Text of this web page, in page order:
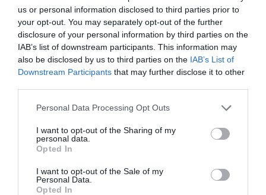
us or personal information disclosed to third parties prior to
your opt-out. You may separately opt-out of the further
disclosure of your personal information by third parties on the
IAB’s list of downstream participants. This information may
also be disclosed by us to third parties on the IAB’s List of
Downstream Participants that may further disclose it to other
Personal Data Processing Opt Outs
I want to opt-out of the Sharing of my
personal data.
Opted In
I want to opt-out of the Sale of my
Personal Data.
Opted In
31 min
Alitalia n’existe plus. C’est maintenant ITA Airways.
Elle est membre de Skyteam et donc partenaire
Flying Blue, mais ne permet plus le cumul de miles
et terminé l’octroi de XP, sauf pour les vols
commercialisés par AF ou KL et opérés par AZ.
Autant dire que les membre Flying Blue Elite n’ont
n’appartenait plus à l’alliance….
RÉPONDRE